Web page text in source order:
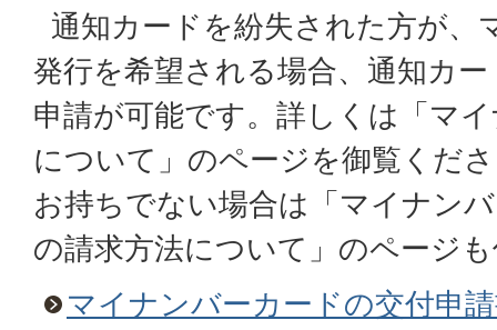
通知カードを紛失された方が、
発行を希望される場合、通知カ
申請が可能です。詳しくは「マ
について」のページを御覧くだ
お持ちでない場合は「マイナン
の請求方法について」のページ
マイナンバーカードの交付申